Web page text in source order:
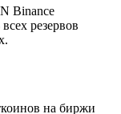
Binance
резервов
на биржи